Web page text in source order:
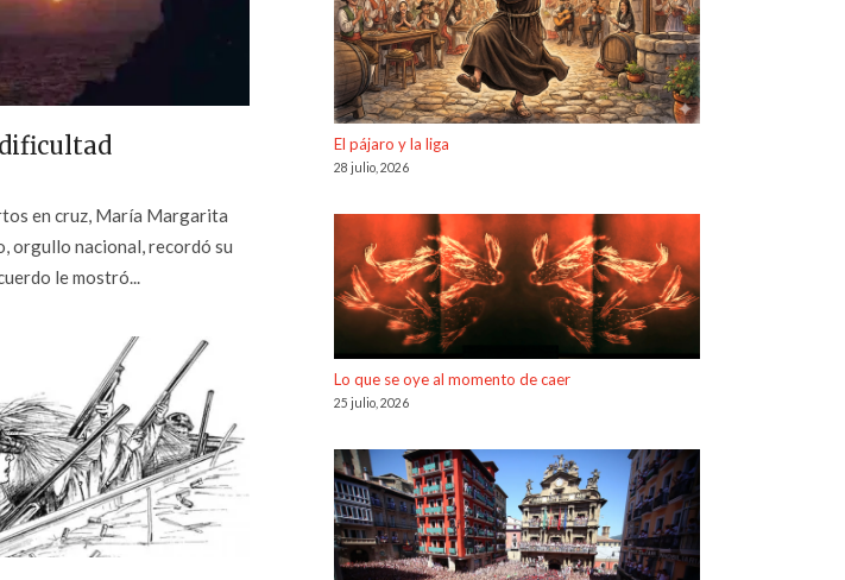
dificultad
en cruz, María Margarita
orgullo nacional, recordó su
le mostró...
El pájaro y la liga
28 julio, 2026
Lo que se oye al momento de caer
25 julio, 2026